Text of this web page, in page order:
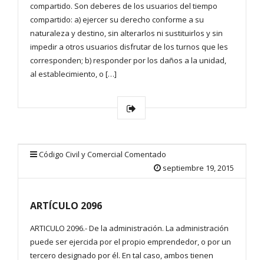
compartido. Son deberes de los usuarios del tiempo
compartido: a) ejercer su derecho conforme a su
naturaleza y destino, sin alterarlos ni sustituirlos y sin
impedir a otros usuarios disfrutar de los turnos que les
corresponden; b) responder por los daños a la unidad,
al establecimiento, o […]
Código Civil y Comercial Comentado
septiembre 19, 2015
ARTÍCULO 2096
ARTICULO 2096.- De la administración. La administración
puede ser ejercida por el propio emprendedor, o por un
tercero designado por él. En tal caso, ambos tienen